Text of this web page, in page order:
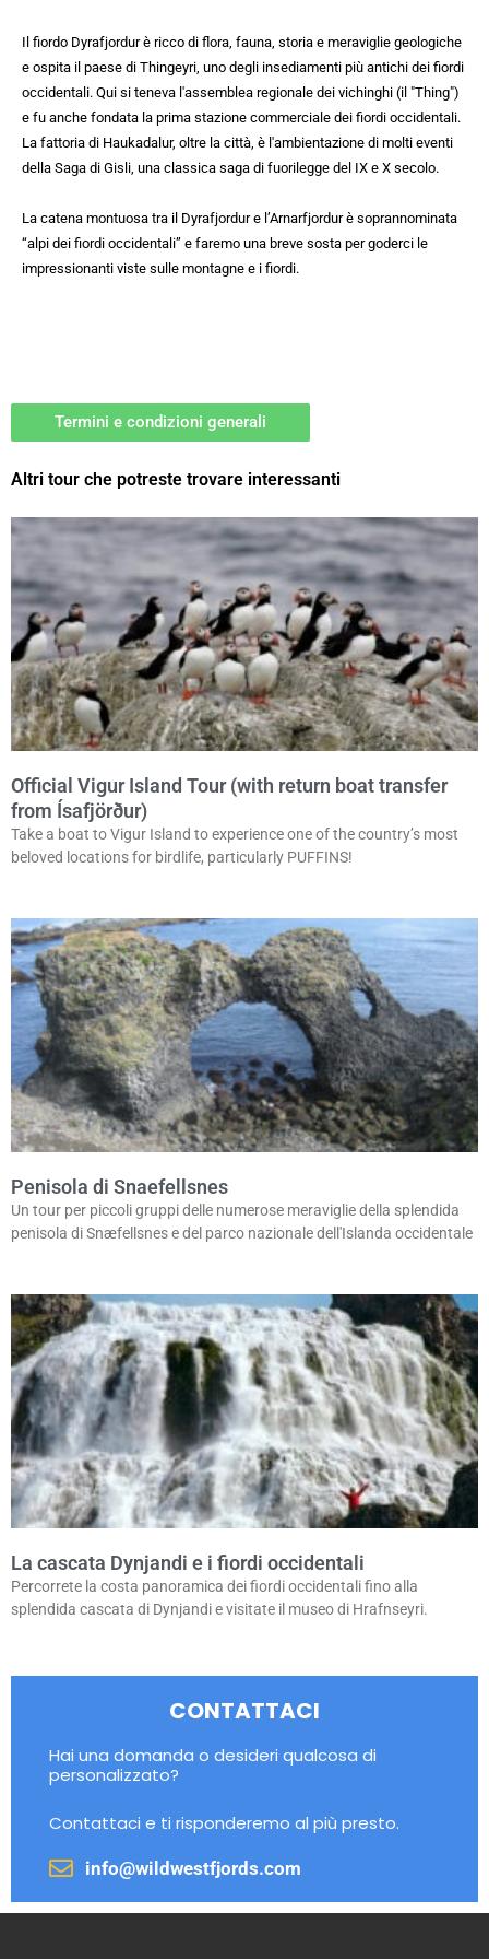
Il fiordo Dyrafjordur è ricco di flora, fauna, storia e meraviglie geologiche
e ospita il paese di Thingeyri, uno degli insediamenti più antichi dei fiordi
occidentali. Qui si teneva l'assemblea regionale dei vichinghi (il "Thing")
e fu anche fondata la prima stazione commerciale dei fiordi occidentali.
La fattoria di Haukadalur, oltre la città, è l'ambientazione di molti eventi
della Saga di Gisli, una classica saga di fuorilegge del IX e X secolo.
La catena montuosa tra il Dyrafjordur e l’Arnarfjordur è soprannominata
“alpi dei fiordi occidentali” e faremo una breve sosta per goderci le
impressionanti viste sulle montagne e i fiordi.
Termini e condizioni generali
Altri tour che potreste trovare interessanti
Official Vigur Island Tour (with return boat transfer
from Ísafjörður)
Take a boat to Vigur Island to experience one of the country’s most
beloved locations for birdlife, particularly PUFFINS!
Penisola di Snaefellsnes
Un tour per piccoli gruppi delle numerose meraviglie della splendida
penisola di Snæfellsnes e del parco nazionale dell'Islanda occidentale
La cascata Dynjandi e i fiordi occidentali
Percorrete la costa panoramica dei fiordi occidentali fino alla
splendida cascata di Dynjandi e visitate il museo di Hrafnseyri.
CONTATTACI
Hai una domanda o desideri qualcosa di
personalizzato?
Contattaci e ti risponderemo al più presto.
info@wildwestfjords.com